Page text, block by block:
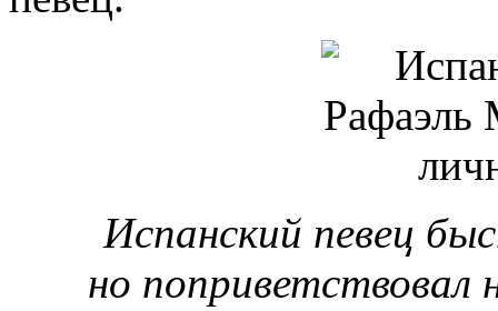
Испанский певец
но поприветствовал